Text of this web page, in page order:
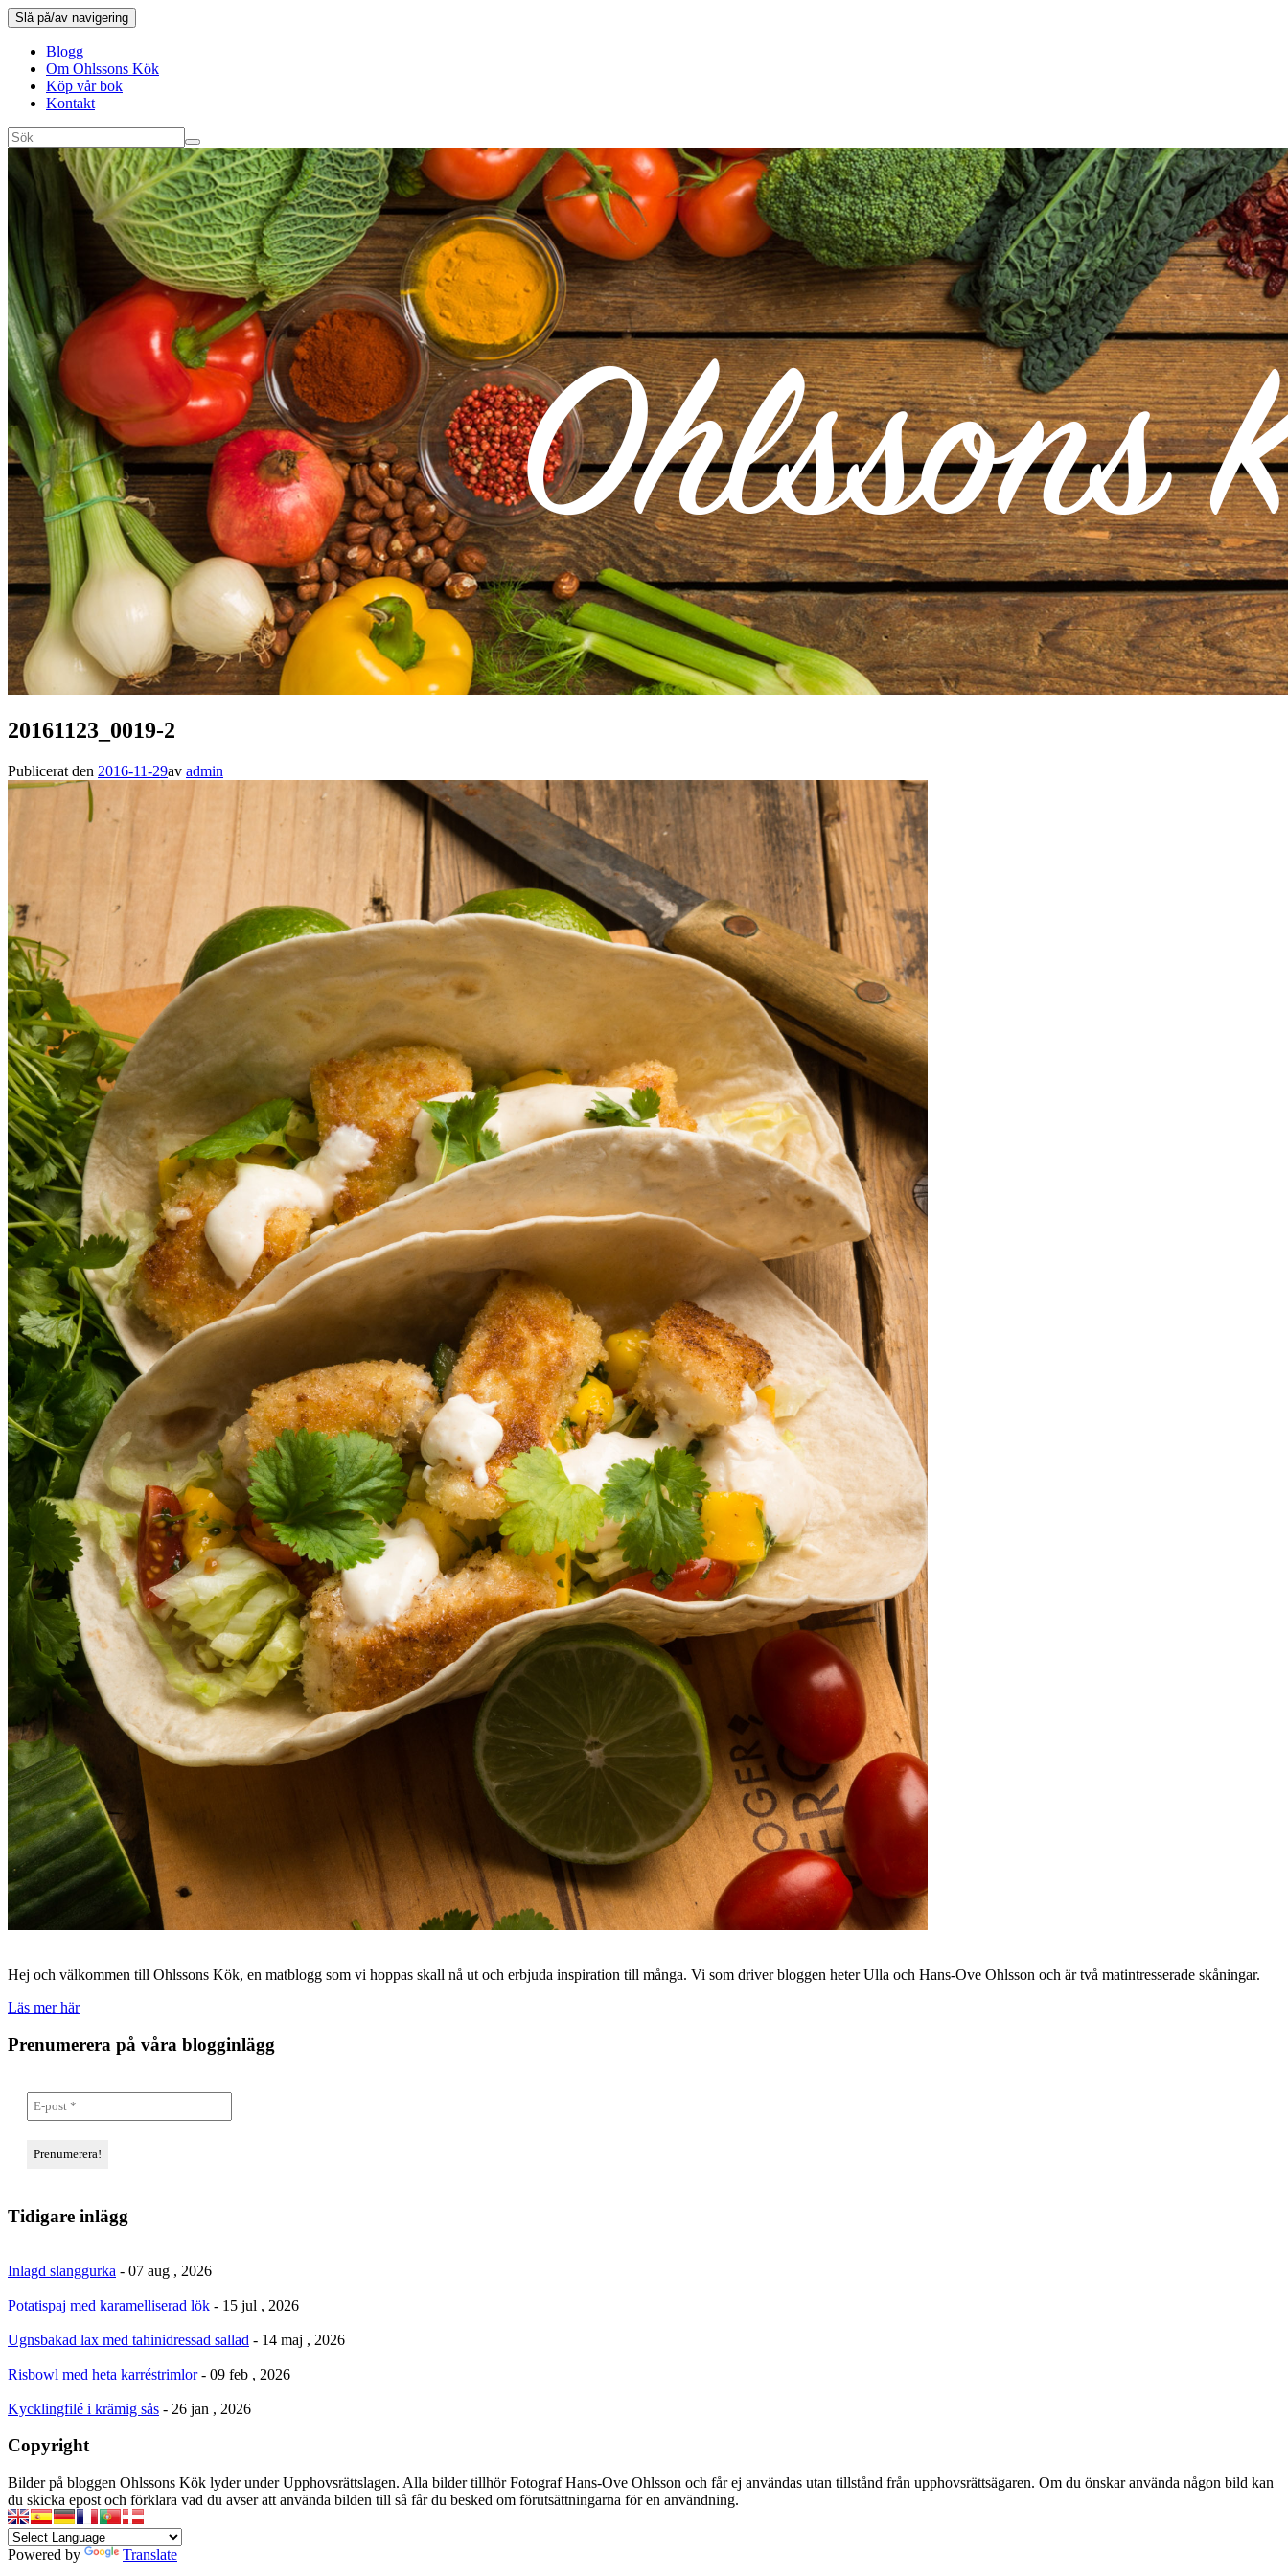
Slå på/av navigering
Blogg
Om Ohlssons Kök
Köp vår bok
Kontakt
20161123_0019-2
Publicerat den 2016-11-29av admin
Hej och välkommen till Ohlssons Kök, en matblogg som vi hoppas skall nå ut och erbjuda inspiration till många. Vi som driver bloggen heter Ulla och Hans-Ove Ohlsson och är två matintresserade skåningar.
Läs mer här
Prenumerera på våra blogginlägg
Tidigare inlägg
Inlagd slanggurka - 07 aug , 2026
Potatispaj med karamelliserad lök - 15 jul , 2026
Ugnsbakad lax med tahinidressad sallad - 14 maj , 2026
Risbowl med heta karréstrimlor - 09 feb , 2026
Kycklingfilé i krämig sås - 26 jan , 2026
Copyright
Bilder på bloggen Ohlssons Kök lyder under Upphovsrättslagen. Alla bilder tillhör Fotograf Hans-Ove Ohlsson och får ej användas utan tillstånd från upphovsrättsägaren. Om du önskar använda någon bild kan
du skicka epost och förklara vad du avser att använda bilden till så får du besked om förutsättningarna för en användning.
Powered by Translate